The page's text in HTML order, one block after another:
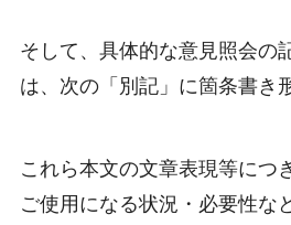
そして、具体的な意見照会の
は、次の「別記」に箇条書き
これら本文の文章表現等につ
ご使用になる状況・必要性な